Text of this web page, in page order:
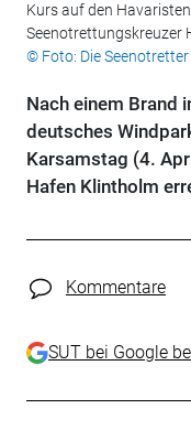
Kurs auf den
Seenotrettungskreuzer
© Foto: Die Seenotretter
Nach einem Brand
deutsches
Karsamstag (4.
Hafen Klintholm
Kommentare
SUT bei Google